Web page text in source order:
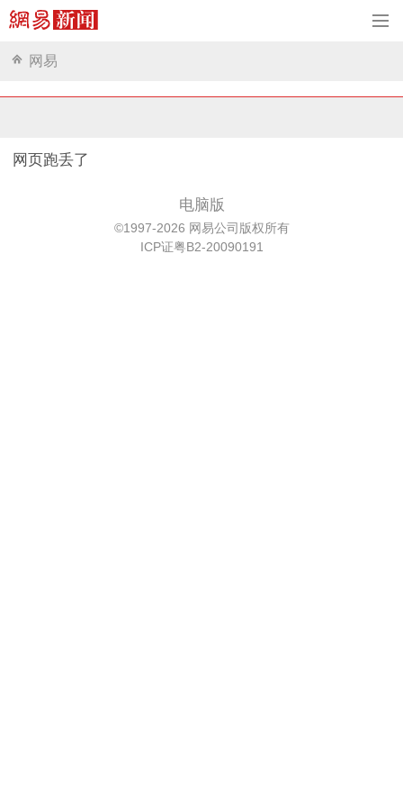
网易
网页跑丢了
电脑版
©1997-2026 网易公司版权所有
ICP证粤B2-20090191